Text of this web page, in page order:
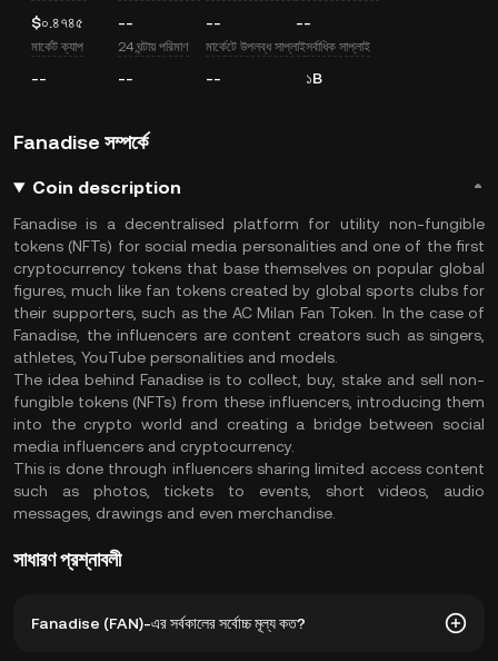
$০.৪৭৪৫ -- -- --
মার্কেট ক্যাপ
--
24 ঘন্টায় পরিমাণ
--
মার্কেটে উপলব্ধ সাপ্লাই
--
সর্বাধিক সাপ্লাই
১B
Fanadise সম্পর্কে
Coin description
Fanadise is a decentralised platform for utility non-fungible
tokens (NFTs) for social media personalities and one of the first
cryptocurrency tokens that base themselves on popular global
figures, much like fan tokens created by global sports clubs for
their supporters, such as the AC Milan Fan Token. In the case of
Fanadise, the influencers are content creators such as singers,
athletes, YouTube personalities and models.
The idea behind Fanadise is to collect, buy, stake and sell non-
fungible tokens (NFTs) from these influencers, introducing them
into the crypto world and creating a bridge between social
media influencers and cryptocurrency.
This is done through influencers sharing limited access content
such as photos, tickets to events, short videos, audio
messages, drawings and even merchandise.
সাধারণ প্রশ্নাবলী
Fanadise (FAN)-এর সর্বকালের সর্বোচ্চ মূল্য কত?